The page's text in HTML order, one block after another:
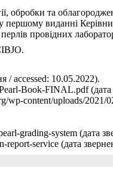
обробки та
першому виданні
провідних
/ accessed: 10.05.2022).
Book-FINAL.pdf (дата
content/uploads/
grading-system (дата
service (дата